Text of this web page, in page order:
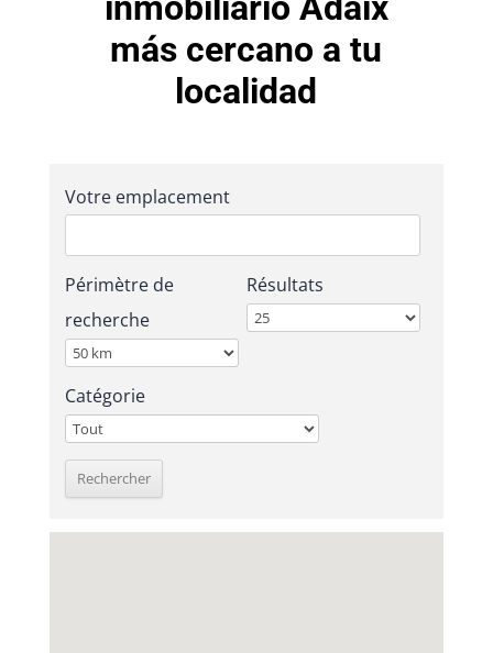
más cercano a tu
localidad
Votre emplacement
Périmètre de
recherche
Résultats
Catégorie